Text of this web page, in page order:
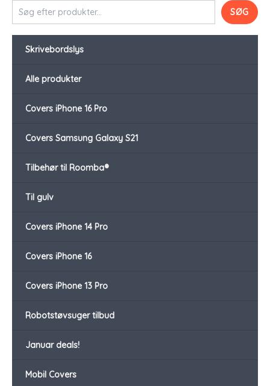
SØG
Skrivebordslys
Alle produkter
Covers iPhone 16 Pro
Covers Samsung Galaxy S21
Tilbehør til Roomba®
Til gulv
Covers iPhone 14 Pro
Covers iPhone 16
Covers iPhone 13 Pro
Robotstøvsuger tilbud
Januar deals!
Mobil Covers